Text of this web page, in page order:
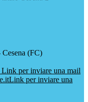
(FC)
Link per inviare una mail
Link per inviare una